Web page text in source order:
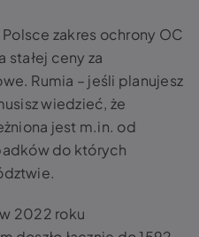
zakres ochrony OC
stałej ceny za
Rumia – jeśli planujesz
wiedzieć, że
jest m.in. od
do których
2022 roku